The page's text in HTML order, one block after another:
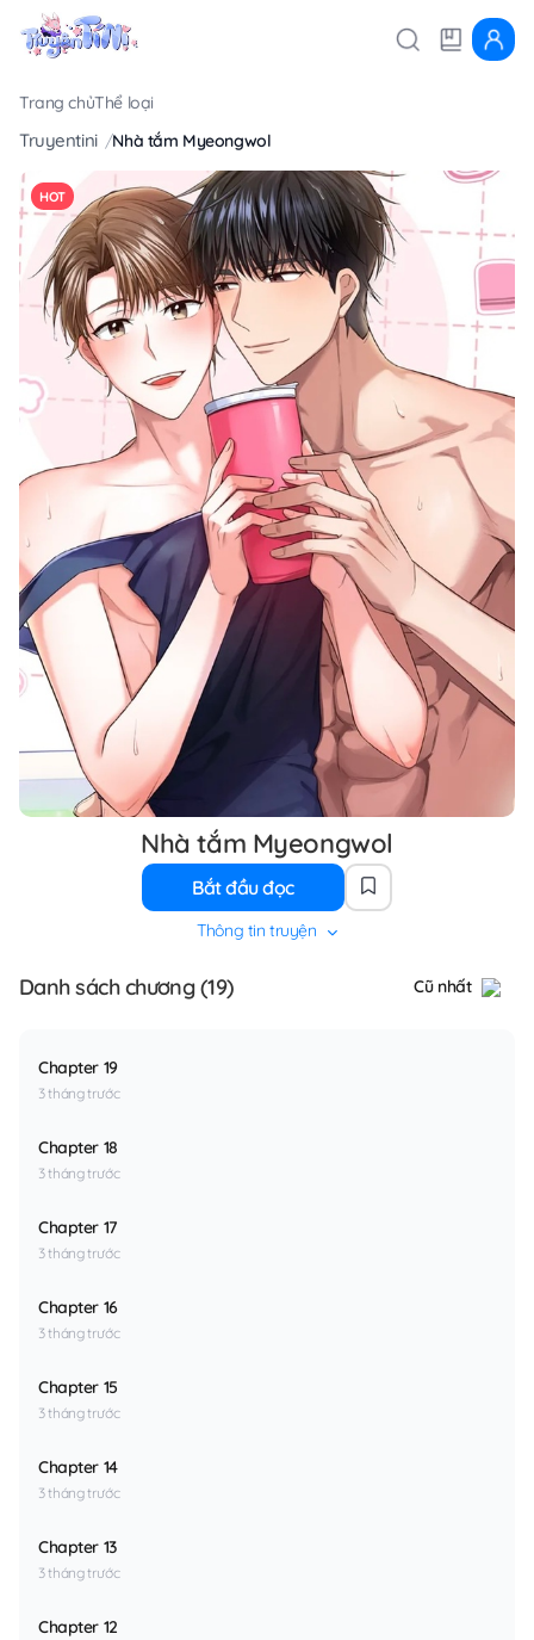
Trang chủThể loại
Truyentini Nhà tắm Myeongwol
HOT
Nhà tắm Myeongwol
Bắt đầu đọc
Thông tin truyện
Danh sách chương (19) Cũ nhất
Chapter 19
3 tháng trước
Chapter 18
3 tháng trước
Chapter 17
3 tháng trước
Chapter 16
3 tháng trước
Chapter 15
3 tháng trước
Chapter 14
3 tháng trước
Chapter 13
3 tháng trước
Chapter 12